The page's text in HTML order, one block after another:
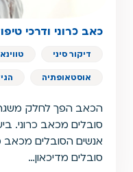
כאב כרוני ודרכי
דיקור סיני טווינא
אוסטאופתיה
הכאב הפך לחלק
סובלים מכאב כרוני.
אנשים הסובלים
סובלים מדיכאון…